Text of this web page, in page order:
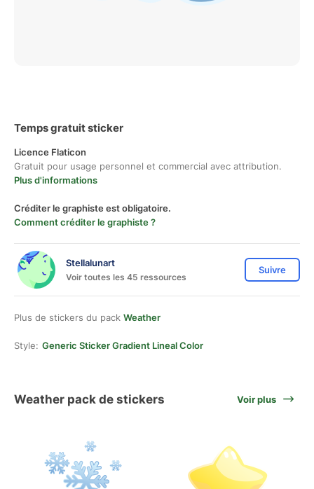
Temps gratuit sticker
Licence Flaticon
Gratuit pour usage personnel et commercial avec attribution.
Plus d'informations
Créditer le graphiste est obligatoire.
Comment créditer le graphiste ?
Stellalunart
Voir toutes les 45 ressources
Suivre
Plus de stickers du pack Weather
Style: Generic Sticker Gradient Lineal Color
Weather pack de stickers Voir plus